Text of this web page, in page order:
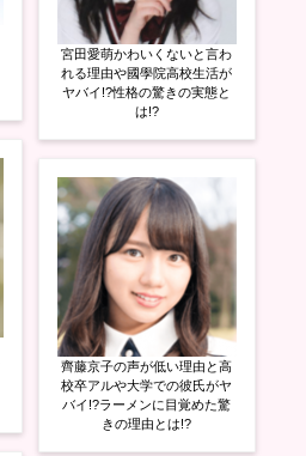
宮田愛萌かわいくないと言わ
れる理由や國學院高校生活が
ヤバイ!?性格の驚きの実態と
は!?
齊藤京子の声が低い理由と高
校卒アルや大学での彼氏がヤ
バイ!?ラーメンに目覚めた驚
きの理由とは!?